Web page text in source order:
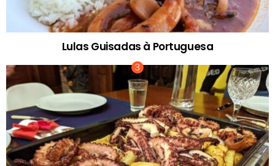
Lulas Guisadas à Portuguesa